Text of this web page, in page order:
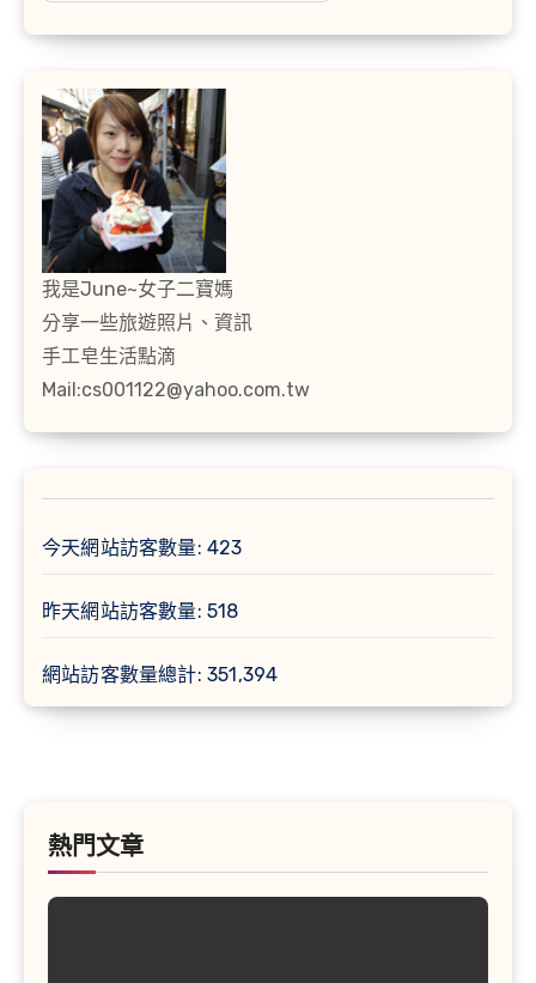
我是June~女子二寶媽
分享一些旅遊照片、資訊
手工皂生活點滴
Mail:cs001122@yahoo.com.tw
今天網站訪客數量: 423
昨天網站訪客數量: 518
網站訪客數量總計: 351,394
熱門文章